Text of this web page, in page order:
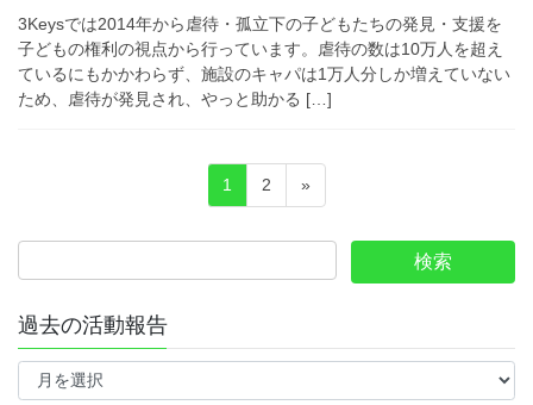
3Keysでは2014年から虐待・孤立下の子どもたちの発見・支援を
子どもの権利の視点から行っています。虐待の数は10万人を超え
ているにもかかわらず、施設のキャパは1万人分しか増えていない
ため、虐待が発見され、やっと助かる […]
の
ペ
ー
ジ
送
ペ
ー
ジ
1
ペ
ー
ジ
2 »
過去の活動報告
過